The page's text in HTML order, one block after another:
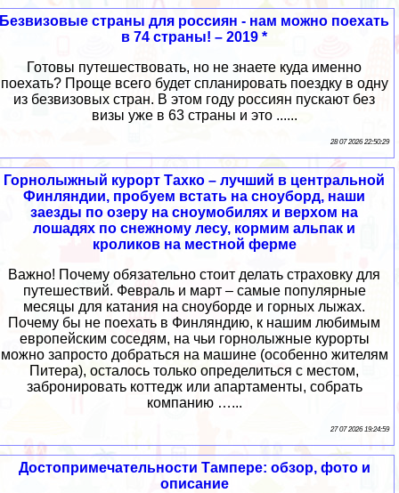
Безвизовые страны для россиян - нам можно поехать
в 74 страны! – 2019 *
Готовы путешествовать, но не знаете куда именно
поехать? Проще всего будет спланировать поездку в одну
из безвизовых стран. В этом году россиян пускают без
визы уже в 63 страны и это ......
28 07 2026 22:50:29
Горнолыжный курорт Тахко – лучший в центральной
Финляндии, пробуем встать на сноуборд, наши
заезды по озеру на сноумобилях и верхом на
лошадях по снежному лесу, кормим альпак и
кроликов на местной ферме
Важно! Почему обязательно стоит делать страховку для
путешествий. Февраль и март – самые популярные
месяцы для катания на сноуборде и горных лыжах.
Почему бы не поехать в Финляндию, к нашим любимым
европейским соседям, на чьи горнолыжные курорты
можно запросто добраться на машине (особенно жителям
Питера), осталось только определиться с местом,
забронировать коттедж или апартаменты, собрать
компанию …...
27 07 2026 19:24:59
Достопримечательности Тампере: обзор, фото и
описание